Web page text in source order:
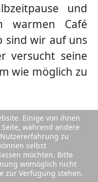
und
warmen Café
sind wir auf uns
versucht seine
wie möglich zu
Einige von ihnen
während andere
zu
selbst
möchten. Bitte
womöglich nicht
zur Verfügung stehen.